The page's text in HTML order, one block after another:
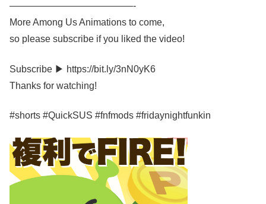
—————————————-
More Among Us Animations to come,
so please subscribe if you liked the video!
Subscribe ▶ https://bit.ly/3nN0yK6
Thanks for watching!
#shorts #QuickSUS #fnfmods #fridaynightfunkin